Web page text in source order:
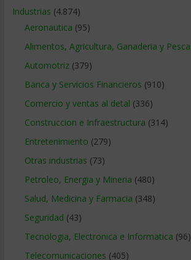
Industrias (4.874)
Aeronautica (95)
Alimentos, Agricultura, Ganaderia y Pesca
Automotriz(379)
Banca y Servicios Financieros (910)
Comercio y ventas al detal (336)
Construccion e Infraestructura (314)
Entretenimiento (279)
Otras industrias (73)
Petroleo, Energia y Mineria (480)
Salud, Medicina y Farmacia (348)
Seguridad (43)
Tecnologia, Electronica e Informatica (96)
Telecomunicaciones (405)